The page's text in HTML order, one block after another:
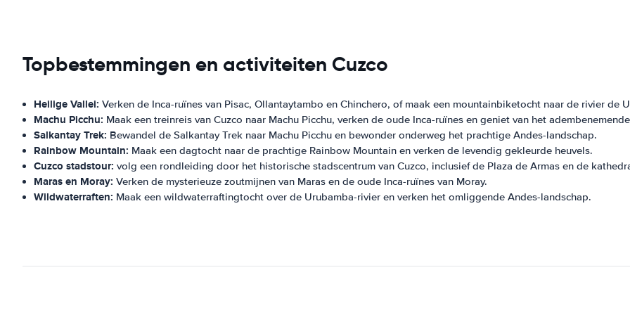
Topbestemmingen en activiteiten Cuzco
Heilige Vallei: Verken de Inca-ruïnes van Pisac, Ollantaytambo en Chinchero, of maak een mountainbiketocht naar de rivier de
Machu Picchu: Maak een treinreis van Cuzco naar Machu Picchu, verken de oude Inca-ruïnes en geniet van het
Salkantay Trek: Bewandel de Salkantay Trek naar Machu Picchu en bewonder onderweg het prachtige Andes-landschap.
Rainbow Mountain: Maak een dagtocht naar de prachtige Rainbow Mountain en verken de levendig gekleurde heuvels.
Cuzco stadstour: volg een rondleiding door het historische stadscentrum van Cuzco, inclusief de Plaza de Armas en de
Maras en Moray: Verken de mysterieuze zoutmijnen van Maras en de oude Inca-ruïnes van Moray.
Wildwaterraften: Maak een wildwaterraftingtocht over de Urubamba-rivier en verken het omliggende Andes-landschap.